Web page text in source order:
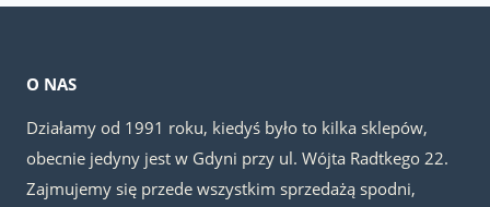
49.00 zł.19.00 zł.
O NAS
Działamy od 1991 roku, kiedyś było to kilka sklepów,
obecnie jedyny jest w Gdyni przy ul. Wójta Radtkego 22.
Zajmujemy się przede wszystkim sprzedażą spodni,